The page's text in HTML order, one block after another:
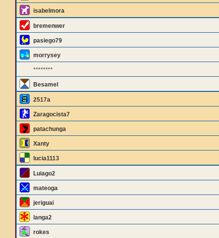
isabelmora
bremenwer
pasiego79
morrysey
********
Besamel
2517a
Zaragocista7
patachunga
Xanty
lucia1113
Luiago2
mateoga
jeriguai
langa2
rokes